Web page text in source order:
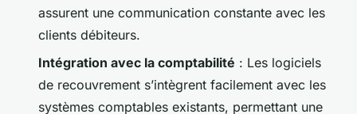
assurent une communication constante avec les
clients débiteurs.
Intégration avec la comptabilité : Les logiciels
de recouvrement s’intègrent facilement avec les
systèmes comptables existants, permettant une